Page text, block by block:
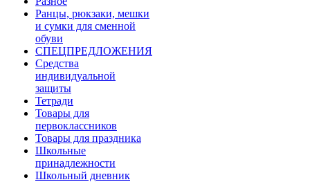
Ранцы, рюкзаки, мешки
и сумки для сменной
обуви
СПЕЦПРЕДЛОЖЕНИЯ
Средства
индивидуальной
защиты
Тетради
Товары для
первоклассников
Товары для праздника
Школьные
принадлежности
Школьный дневник